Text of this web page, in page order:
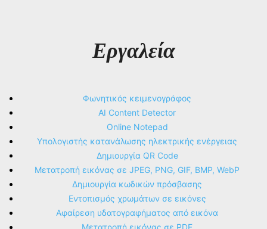
Εργαλεία
Φωνητικός κειμενογράφος
AI Content Detector
Online Notepad
Υπολογιστής κατανάλωσης ηλεκτρικής ενέργειας
Δημιουργία QR Code
Μετατροπή εικόνας σε JPEG, PNG, GIF, BMP, WebP
Δημιουργία κωδικών πρόσβασης
Εντοπισμός χρωμάτων σε εικόνες
Αφαίρεση υδατογραφήματος από εικόνα